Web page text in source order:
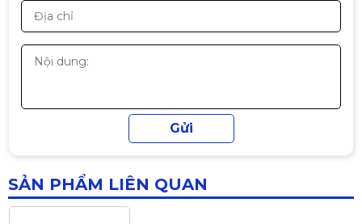
SẢN PHẨM LIÊN QUAN
4650U 16GB 256GB SSD 14INH
💻 ASUS Vivobook 15 OLED
A1505VA i9-13900H – Laptop
OLED Siêu Mạnh Giá Tốt (Like
New)
16.900.000đ